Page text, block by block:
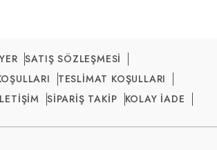
SATIŞ SÖZLEŞMESİ
TESLİMAT KOŞULLARI
SİPARİŞ TAKİP KOLAY İADE